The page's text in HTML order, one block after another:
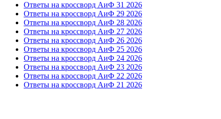
Ответы на кроссворд АиФ 31 2026
Ответы на кроссворд АиФ 29 2026
Ответы на кроссворд АиФ 28 2026
Ответы на кроссворд АиФ 27 2026
Ответы на кроссворд АиФ 26 2026
Ответы на кроссворд АиФ 25 2026
Ответы на кроссворд АиФ 24 2026
Ответы на кроссворд АиФ 23 2026
Ответы на кроссворд АиФ 22 2026
Ответы на кроссворд АиФ 21 2026